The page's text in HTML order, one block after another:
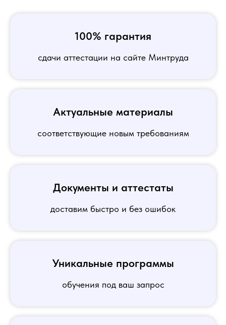
100% гарантия
сдачи аттестации на сайте Минтруда
Актуальные материалы
соответствующие новым требованиям
Документы и аттестаты
доставим быстро и без ошибок
Уникальные программы
обучения под ваш запрос